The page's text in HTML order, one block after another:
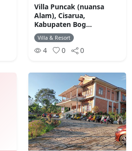
Villa Puncak (nuansa
Alam), Cisarua,
Kabupaten Bog...
Villa & Resort
4 0 0